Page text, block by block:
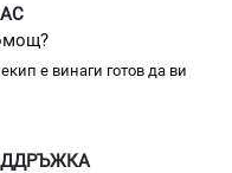
е винаги готов да ви